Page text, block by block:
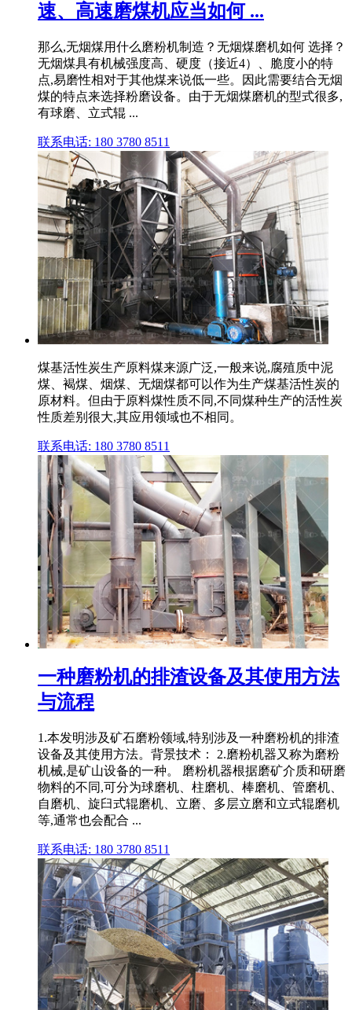
速、高速磨煤机应当如何 ...
那么,无烟煤用什么磨粉机制造？无烟煤磨机如何 选择？
无烟煤具有机械强度⾼、硬度（接近4）、脆度小的特
点,易磨性相对于其他煤来说低一些。因此需要结合无烟
煤的特点来选择粉磨设备。由于无烟煤磨机的型式很多,
有球磨、立式辊 ...
联系电话: 180 3780 8511
煤基活性炭生产原料煤来源广泛,一般来说,腐殖质中泥
煤、褐煤、烟煤、无烟煤都可以作为生产煤基活性炭的
原材料。但由于原料煤性质不同,不同煤种生产的活性炭
性质差别很大,其应用领域也不相同。
联系电话: 180 3780 8511
一种磨粉机的排渣设备及其使用方法
与流程
1.本发明涉及矿石磨粉领域,特别涉及一种磨粉机的排渣
设备及其使用方法。背景技术： 2.磨粉机器又称为磨粉
机械,是矿山设备的一种。 磨粉机器根据磨矿介质和研磨
物料的不同,可分为球磨机、柱磨机、棒磨机、管磨机、
自磨机、旋臼式辊磨机、立磨、多层立磨和立式辊磨机
等,通常也会配合 ...
联系电话: 180 3780 8511